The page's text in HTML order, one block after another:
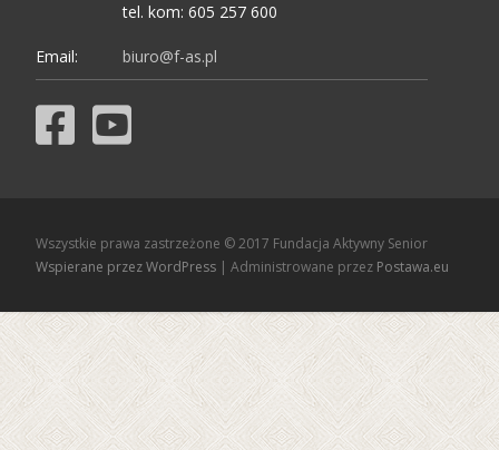
tel. kom: 605 257 600
Email: biuro@f-as.pl
Wszystkie prawa zastrzeżone © 2017 Fundacja Aktywny Senior
Wspierane przez WordPress | Administrowane przez Postawa.eu